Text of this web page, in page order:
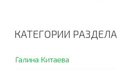
КАТЕГОРИИ РАЗДЕЛА
Галина Китаева